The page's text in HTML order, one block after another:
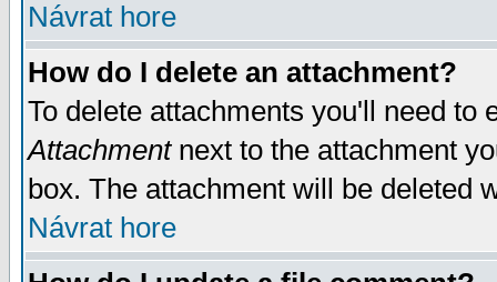
Návrat hore
How do I delete an attachment?
To delete attachments you'll need
Attachmentnext to the attachment
box. The attachment will be deleted
Návrat hore